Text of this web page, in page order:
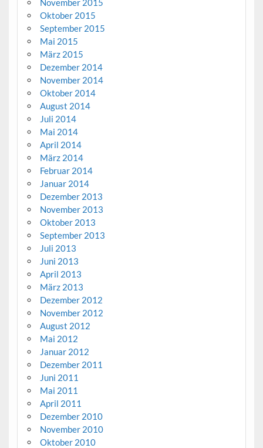
November 2015
Oktober 2015
September 2015
Mai 2015
März 2015
Dezember 2014
November 2014
Oktober 2014
August 2014
Juli 2014
Mai 2014
April 2014
März 2014
Februar 2014
Januar 2014
Dezember 2013
November 2013
Oktober 2013
September 2013
Juli 2013
Juni 2013
April 2013
März 2013
Dezember 2012
November 2012
August 2012
Mai 2012
Januar 2012
Dezember 2011
Juni 2011
Mai 2011
April 2011
Dezember 2010
November 2010
Oktober 2010